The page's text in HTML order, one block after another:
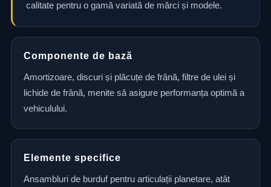
calitate pentru o gamă variată de mărci și modele.
Componente de bază
Amortizoare, discuri și plăcuțe de frână, filtre de ulei și
lichide de frână, menite să asigure performanța optimă a
vehiculului.
Elemente specifice
Ansambluri de burduf pentru articulații planetare, atât